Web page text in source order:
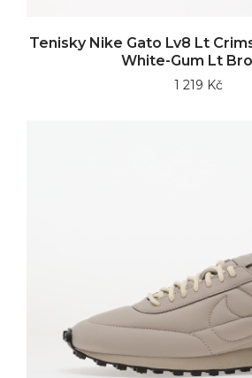
Tenisky Nike Gato Lv8 Lt
White-Gum Lt
1 219 Kč